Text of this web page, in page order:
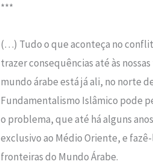
***
(…) Tudo o que aconteça no
trazer consequências até às
mundo árabe está já ali, no norte
Fundamentalismo Islâmico pode
o problema, que até há alguns
exclusivo ao Médio Oriente, e
fronteiras do Mundo Árabe.